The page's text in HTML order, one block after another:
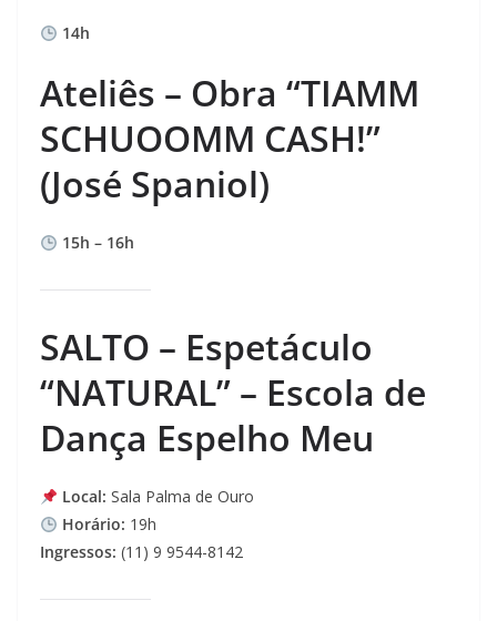
14h
Ateliês – Obra “TIAMM
SCHUOOMM CASH!”
(José Spaniol)
15h – 16h
SALTO – Espetáculo
“NATURAL” – Escola de
Dança Espelho Meu
Local: Sala Palma de Ouro
Horário: 19h
Ingressos: (11) 9 9544-8142